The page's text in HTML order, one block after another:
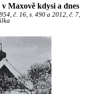
Maxově kdysi a dnes
č. 16, s. 490 a 2012, č. 7,